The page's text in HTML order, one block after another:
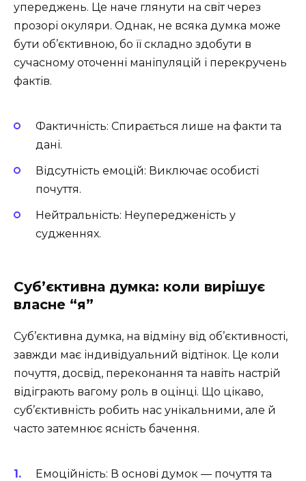
упереджень. Це наче глянути на світ через
прозорі окуляри. Однак, не всяка думка може
бути об’єктивною, бо її складно здобути в
сучасному оточенні маніпуляцій і перекручень
фактів.
Фактичність: Спирається лише на факти та
дані.
Відсутність емоцій: Виключає особисті
почуття.
Нейтральність: Неупередженість у
судженнях.
Суб’єктивна думка: коли вирішує
власне “я”
Суб’єктивна думка, на відміну від об’єктивності,
завжди має індивідуальний відтінок. Це коли
почуття, досвід, переконання та навіть настрій
відіграють вагому роль в оцінці. Що цікаво,
суб’єктивність робить нас унікальними, але й
часто затемнює ясність бачення.
Емоційність: В основі думок — почуття та